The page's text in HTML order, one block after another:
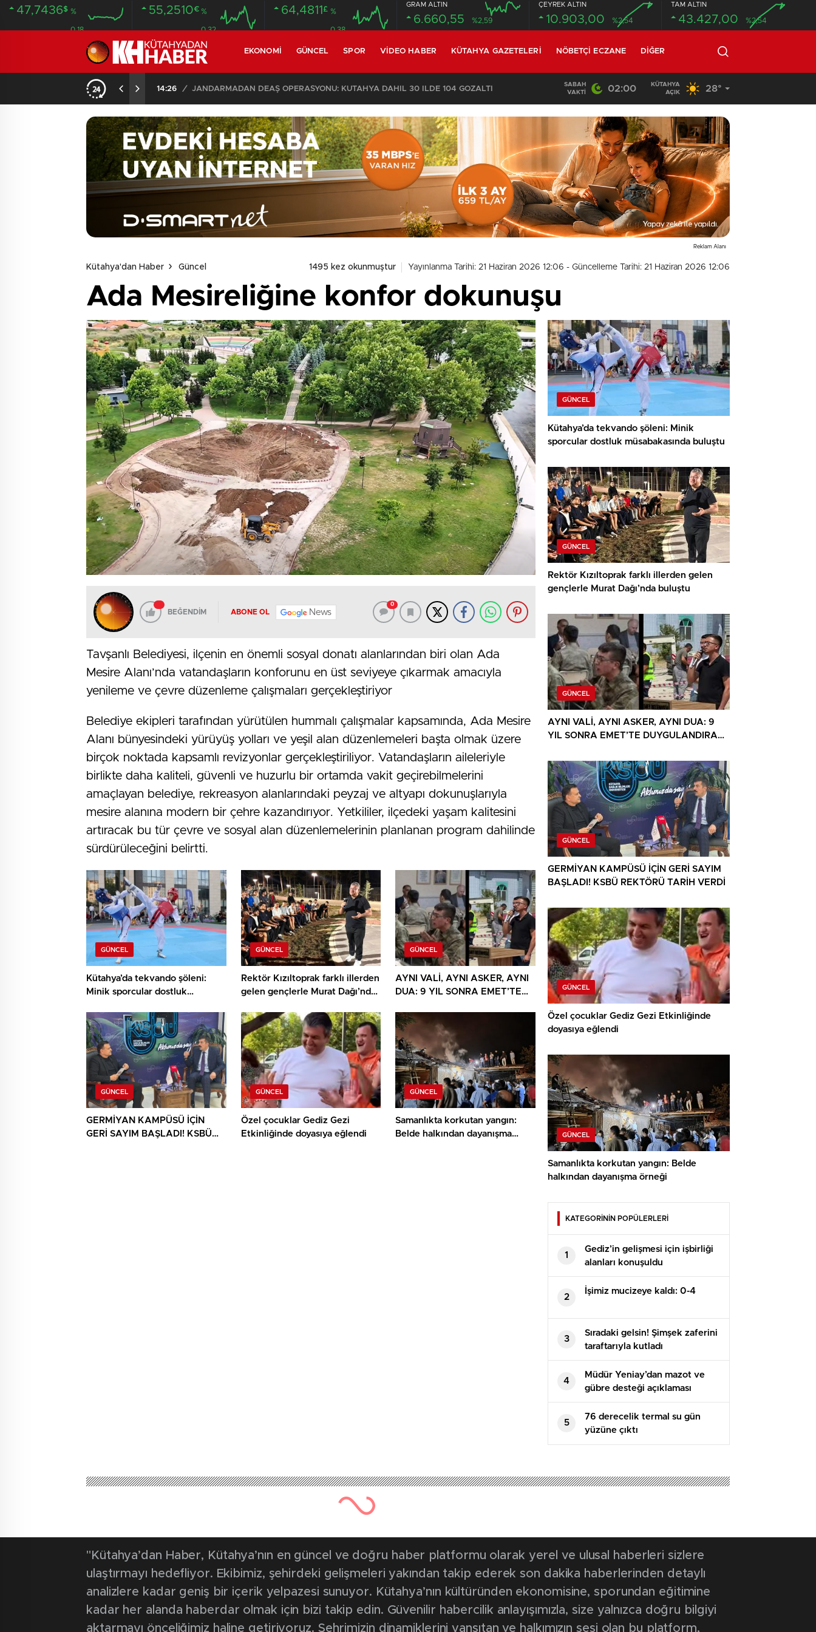
47,7436$ %
0.18
55,2510€ %
0.32
64,4811 £ %
0.38
GRAM ALTIN
6.660,55 %2,59
ÇEYREK ALTIN
10.903,00 %2,54
TAM ALTIN
43.427,00 %2,54
EKONOMI GÜNCEL SPOR VIDEO HABER KÜTAHYA GAZETELERI NÖBETÇI ECZANE DIĞER
14:26 / JANDARMADAN DEAŞ OPERASYONU: KÜTAHYA DAHİL 30 İLDE 104 GÖZALTI 02:03 /
SABAH
VAKTI
02:00
KÜTAHYA
AÇIK
28°
Reklam Alanı
Kütahya'dan Haber Güncel 1495 kez okunmuştur Yayınlanma Tarihi: 21 Haziran 2026 12:06 - Güncelleme Tarihi: 21 Haziran 2026 12:06
Ada Mesireliğine konfor dokunuşu
BEĞENDİM ABONE OL News
0
Tavşanlı Belediyesi, ilçenin en önemli sosyal donatı alanlarından biri olan Ada
Mesire Alanı’nda vatandaşların konforunu en üst seviyeye çıkarmak amacıyla
yenileme ve çevre düzenleme çalışmaları gerçekleştiriyor
Belediye ekipleri tarafından yürütülen hummalı çalışmalar kapsamında, Ada Mesire
Alanı bünyesindeki yürüyüş yolları ve yeşil alan düzenlemeleri başta olmak üzere
birçok noktada kapsamlı revizyonlar gerçekleştiriliyor. Vatandaşların aileleriyle
birlikte daha kaliteli, güvenli ve huzurlu bir ortamda vakit geçirebilmelerini
amaçlayan belediye, rekreasyon alanlarındaki peyzaj ve altyapı dokunuşlarıyla
mesire alanına modern bir çehre kazandırıyor. Yetkililer, ilçedeki yaşam kalitesini
artıracak bu tür çevre ve sosyal alan düzenlemelerinin planlanan program dahilinde
sürdürüleceğini belirtti.
GÜNCEL
Kütahya’da tekvando şöleni:
Minik sporcular dostluk
GÜNCEL
Rektör Kızıltoprak farklı illerden
gelen gençlerle Murat Dağı’nda
GÜNCEL
AYNI VALİ, AYNI ASKER, AYNI
DUA: 9 YIL SONRA EMET’TE
GÜNCEL
GERMİYAN KAMPÜSÜ İÇİN
GERİ SAYIM BAŞLADI! KSBÜ
GÜNCEL
Özel çocuklar Gediz Gezi
Etkinliğinde doyasıya eğlendi
GÜNCEL
Samanlıkta korkutan yangın:
Belde halkından dayanışma
GÜNCEL
Kütahya’da tekvando şöleni: Minik
sporcular dostluk müsabakasında buluştu
GÜNCEL
Rektör Kızıltoprak farklı illerden gelen
gençlerle Murat Dağı’nda buluştu
GÜNCEL
AYNI VALİ, AYNI ASKER, AYNI DUA: 9
YIL SONRA EMET’TE DUYGULANDIRAN
GÜNCEL
GERMİYAN KAMPÜSÜ İÇİN GERİ SAYIM
BAŞLADI! KSBÜ REKTÖRÜ TARİH VERDİ
GÜNCEL
Özel çocuklar Gediz Gezi Etkinliğinde
doyasıya eğlendi
GÜNCEL
Samanlıkta korkutan yangın: Belde
halkından dayanışma örneği
KATEGORİNİN POPÜLERLERİ
1
Gediz’in gelişmesi için işbirliği
alanları konuşuldu
2
İşimiz mucizeye kaldı: 0-4
3
Sıradaki gelsin! Şimşek zaferini
taraftarıyla kutladı
4
Müdür Yeniay’dan mazot ve
gübre desteği açıklaması
5
76 derecelik termal su gün
yüzüne çıktı
151 kez okunmuştur
Önsay: ‘Germiyan Festivali, Kütahya’nın
birlikte başarabileceğini gösterdi’